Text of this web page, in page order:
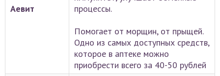
Аевит
процессы.
Помогает от морщин, от прыщей.
Одно из самых доступных средств,
которое в аптеке можно
приобрести всего за 40-50 рублей